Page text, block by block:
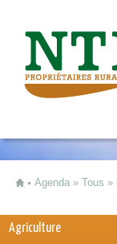
Agenda » Tous »
Agriculture